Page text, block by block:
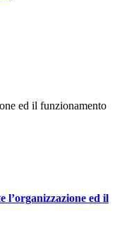
ed il funzionamento
l’organizzazione ed il